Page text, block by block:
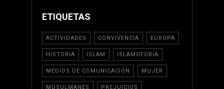
ETIQUETAS
ACTIVIDADES CONVIVENCIA EUROPA
HISTORIA ISLAM ISLAMOFOBIA
MEDIOS DE COMUNICACIÓN MUJER
MUSULMANES PREJUICIOS